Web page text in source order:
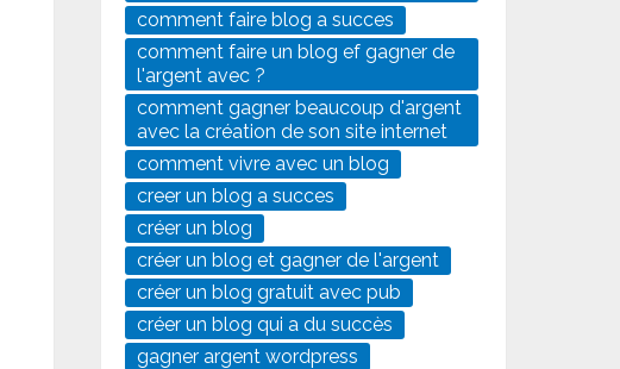
comment faire blog a succes
comment faire un blog ef gagner de
l'argent avec ?
comment gagner beaucoup d'argent
avec la création de son site internet
comment vivre avec un blog
creer un blog a succes
créer un blog
créer un blog et gagner de l'argent
créer un blog gratuit avec pub
créer un blog qui a du succès
gagner argent wordpress